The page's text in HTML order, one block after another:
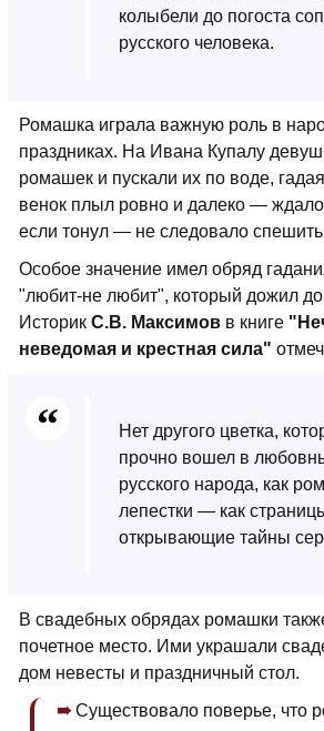
колыбели до погоста
русского человека.
Ромашка играла важную роль в
праздниках. На Ивана Купалу
ромашек и пускали их по воде,
венок плыл ровно и далеко — ждало
если тонул — не следовало
Особое значение имел обряд
"любит-не любит", который дожил
Историк С.В. Максимов в книге
неведомая и крестная сила"
Нет другого цветка,
прочно вошел в
русского народа, как
лепестки — как
открывающие тайны
В свадебных обрядах ромашки
почетное место. Ими украшали
дом невесты и праздничный стол.
Существовало поверье, что